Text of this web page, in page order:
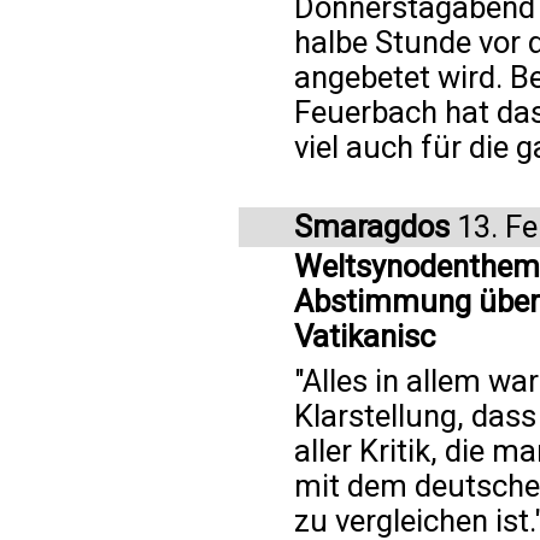
halbe Stunde vor
angebetet wird.
Feuerbach hat
viel auch für die
Smaragdos 13.
Abstimmung
Vatikanisc
"Alles in allem
Klarstellung,
aller Kritik, die
mit dem
zu vergleichen